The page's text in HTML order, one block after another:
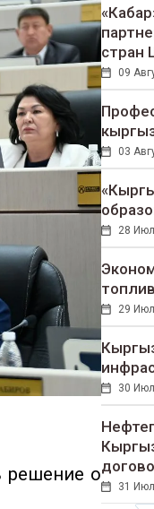
решение о
стран
09
03
28
29
30
31